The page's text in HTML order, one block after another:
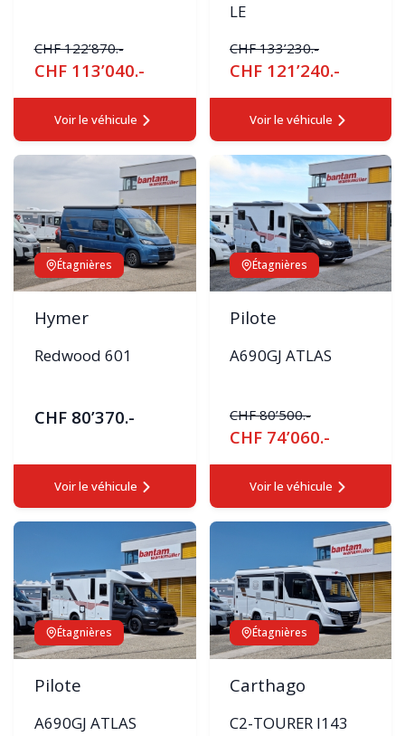
CHF 122’870.-
CHF 113’040.-
Voir le véhicule
LE
CHF 133’230.-
CHF 121’240.-
Voir le véhicule
Étagnières
Hymer
Redwood 601
CHF 80’370.-
Voir le véhicule
Étagnières
Pilote
A690GJ ATLAS
CHF 80’500.-
CHF 74’060.-
Voir le véhicule
Étagnières
Pilote
A690GJ ATLAS
Étagnières
Carthago
C2-TOURER I143